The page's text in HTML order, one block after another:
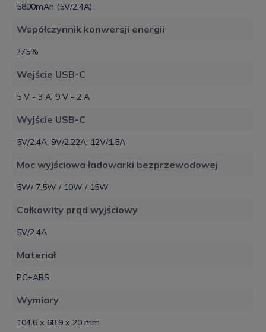
5800mAh (5V/2.4A)
Współczynnik konwersji energii
?75%
Wejście USB-C
5 V - 3 A, 9 V - 2 A
Wyjście USB-C
5V/2.4A; 9V/2.22A; 12V/1.5A
Moc wyjściowa ładowarki bezprzewodowej
5W/ 7.5W / 10W / 15W
Całkowity prąd wyjściowy
5V/2.4A
Materiał
PC+ABS
Wymiary
104.6 x 68.9 x 20 mm